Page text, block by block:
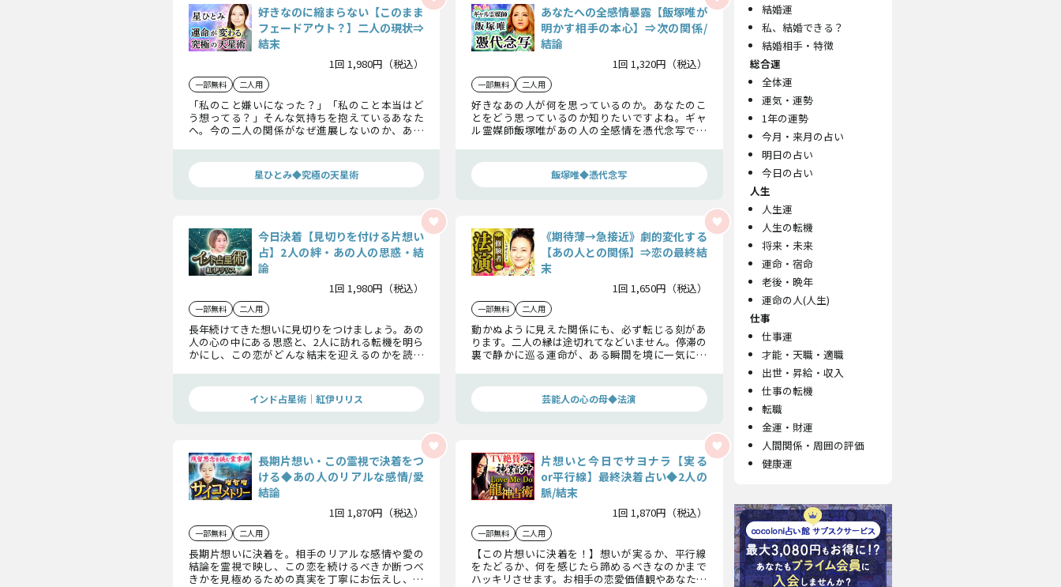
好きなのに縮まらない【このまま
フェードアウト？】二人の現状⇒
結末
1回 1,980円（税込）
一部無料 二人用
「私のこと嫌いになった？」「私のこと本当はど
う想ってる？」そんな気持ちを抱えているあなた
へ。今の二人の関係がなぜ進展しないのか、あの
のすべてに、答えを出します。
星ひとみ◆究極の天星術
あなたへの全感情暴露【飯塚唯が
明かす相手の本心】⇒次の関係/
結論
1回 1,320円（税込）
一部無料 二人用
好きなあの人が何を思っているのか。あなたのこ
とをどう思っているのか知りたいですよね。ギャ
ル霊媒師飯塚唯があの人の全感情を憑代念写で明
飯塚唯◆憑代念写
今日決着【見切りを付ける片想い
占】2人の絆・あの人の思惑・結
論
1回 1,980円（税込）
一部無料 二人用
長年続けてきた想いに見切りをつけましょう。あの
人の心の中にある思惑と、2人に訪れる転機を明ら
かにし、この恋がどんな結末を迎えるのかを読み
インド占星術｜紅伊リリス
《期待薄→急接近》劇的変化する
【あの人との関係】⇒恋の最終結
末
1回 1,650円（税込）
一部無料 二人用
動かぬように見えた関係にも、必ず転じる刻があ
ります。二人の縁は途切れてなどいません。停滞の
裏で静かに巡る運命が、ある瞬間を境に一気に引
出します。
芸能人の心の母◆法演
長期片想い・この霊視で決着をつ
ける◆あの人のリアルな感情/愛
結論
1回 1,870円（税込）
一部無料 二人用
長期片想いに決着を。相手のリアルな感情や愛の
結論を霊視で映し、この恋を続けるべきか断つべ
きかを見極めるための真実を丁寧にお伝えし、迷
片想いと今日でサヨナラ【実る
or平行線】最終決着占い◆2人の
脈/結末
1回 1,870円（税込）
一部無料 二人用
【この片想いに決着を！】想いが実るか、平行線
をたどるか、何を感じたら諦めるべきなのかまで
ハッキリさせます。お相手の恋愛価値観やあなたに
結婚運
私、結婚できる？
結婚相手・特徴
総合運
全体運
運気・運勢
1年の運勢
今月・来月の占い
明日の占い
今日の占い
人生
人生運
人生の転機
将来・未来
運命・宿命
老後・晩年
運命の人(人生)
仕事
仕事運
才能・天職・適職
出世・昇給・収入
仕事の転機
転職
金運・財運
人間関係・周囲の評価
健康運